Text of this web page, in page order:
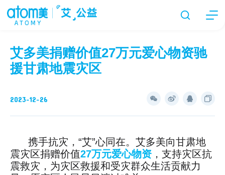
艾多美捐赠价值27万元爱心物资驰
援甘肃地震灾区
2023-12-26
携手抗灾，“艾”心同在。艾多美向甘肃地
震灾区捐赠价值27万元爱心物资 ，支持灾区抗
震救灾，为灾区救援和受灾群众生活贡献力